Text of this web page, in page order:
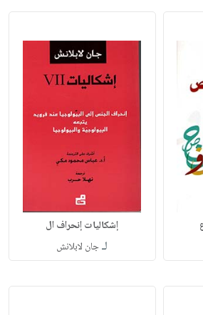
إشكاليات إنحراف ال
لـجان لابلانش